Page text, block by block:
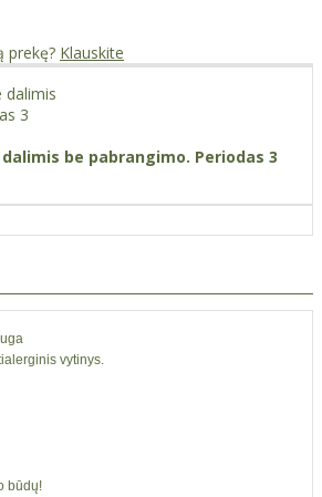
prekę? Klauskite
be pabrangimo. Periodas 3
vytinys.
būdų!